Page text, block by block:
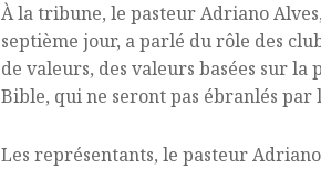
À la tribune, le pasteur Adriano
septième jour, a parlé du rôle des
de valeurs, des valeurs basées sur
Bible, qui ne seront pas ébranlés par
Les représentants, le pasteur